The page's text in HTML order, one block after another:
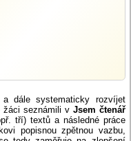
dále systematicky rozvíjet
žáci seznámili v Jsem čtenář
tří) textů a následné práce
popisnou zpětnou vazbu,